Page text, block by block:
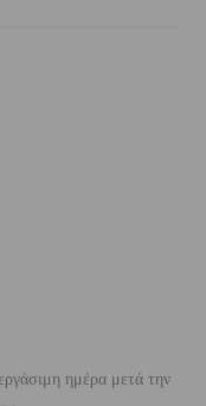
ημέρα μετά την